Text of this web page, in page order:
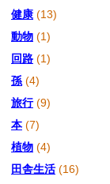
健康 (13)
動物 (1)
回路 (1)
孫 (4)
旅行(9)
本(7)
植物 (4)
田舎生活 (16)